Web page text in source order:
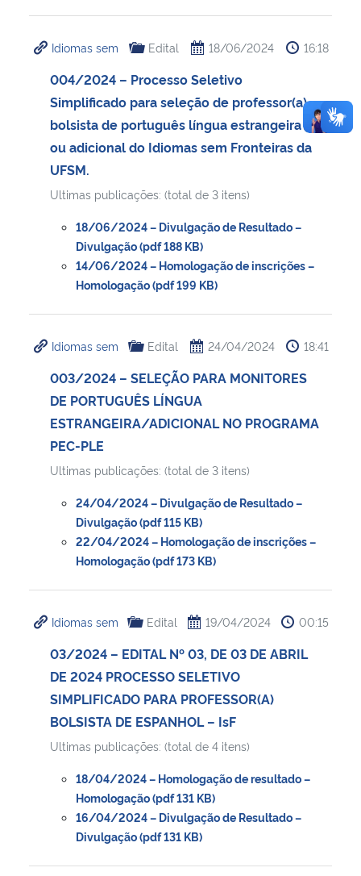
Idiomas sem Edital 18/06/2024 16:18
004/2024 – Processo Seletivo
Simplificado para seleção de professor(a)
bolsista de português língua estrangeira
ou adicional do Idiomas sem Fronteiras da
UFSM.
Ultimas publicações: (total de 3 itens)
18/06/2024 – Divulgação de Resultado –
Divulgação (pdf 188 KB)
14/06/2024 – Homologação de inscrições –
Homologação (pdf 199 KB)
Idiomas sem Edital 24/04/2024 18:41
003/2024 – SELEÇÃO PARA MONITORES
DE PORTUGUÊS LÍNGUA
ESTRANGEIRA/ADICIONAL NO PROGRAMA
PEC-PLE
Ultimas publicações: (total de 3 itens)
24/04/2024 – Divulgação de Resultado –
Divulgação (pdf 115 KB)
22/04/2024 – Homologação de inscrições –
Homologação (pdf 173 KB)
Idiomas sem Edital 19/04/2024 00:15
03/2024 – EDITAL Nº 03, DE 03 DE ABRIL
DE 2024 PROCESSO SELETIVO
SIMPLIFICADO PARA PROFESSOR(A)
BOLSISTA DE ESPANHOL – IsF
Ultimas publicações: (total de 4 itens)
18/04/2024 – Homologação de resultado –
Homologação (pdf 131 KB)
16/04/2024 – Divulgação de Resultado –
Divulgação (pdf 131 KB)